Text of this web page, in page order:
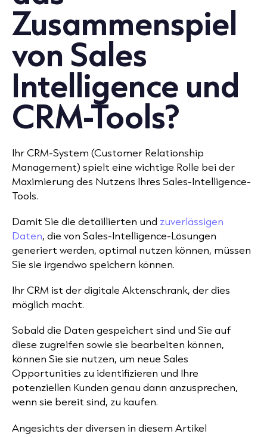
Zusammenspiel
von Sales
Intelligence und
CRM-Tools?
Ihr CRM-System (Customer Relationship
Management) spielt eine wichtige Rolle bei der
Maximierung des Nutzens Ihres Sales-Intelligence-
Tools.
Damit Sie die detaillierten und zuverlässigen
Daten, die von Sales-Intelligence-Lösungen
generiert werden, optimal nutzen können, müssen
Sie sie irgendwo speichern können.
Ihr CRM ist der digitale Aktenschrank, der dies
möglich macht.
Sobald die Daten gespeichert sind und Sie auf
diese zugreifen sowie sie bearbeiten können,
können Sie sie nutzen, um neue Sales
Opportunities zu identifizieren und Ihre
potenziellen Kunden genau dann anzusprechen,
wenn sie bereit sind, zu kaufen.
Angesichts der diversen in diesem Artikel